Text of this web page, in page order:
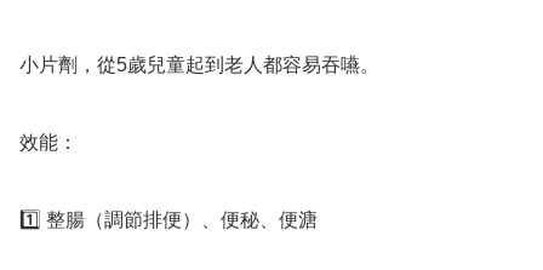
小片劑，從5歲兒童起到老人都容易吞嚥。
效能：
1️⃣ 整腸（調節排便）、便秘、便溏